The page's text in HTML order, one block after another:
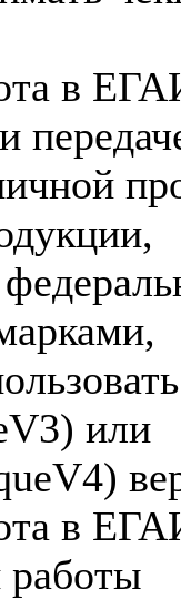
в
или
в
работы